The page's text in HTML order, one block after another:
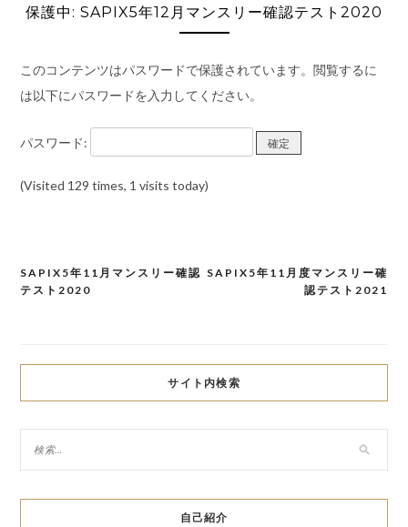
保護中: SAPIX5年12月マンスリー確認テスト2020
このコンテンツはパスワードで保護されています。閲覧するに
は以下にパスワードを入力してください。
パスワード:
(Visited 129 times, 1 visits today)
投
ビ
ゲ
ー
シ
ョ
SAPIX5年11月度マンスリー確
認テスト2021
SAPIX5年11月マンスリー確認
テスト2020
サイト内検索
自己紹介